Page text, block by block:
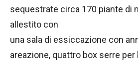
sequestrate circa 170 piante di
allestito con
una sala di essiccazione con
areazione, quattro box serre